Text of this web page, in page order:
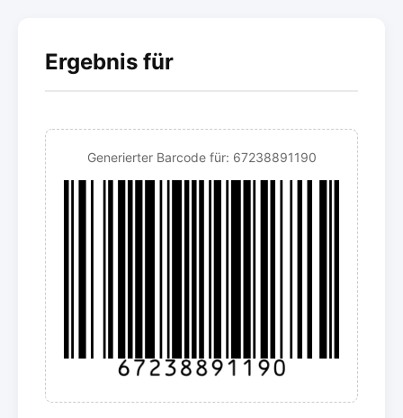
Ergebnis für
Generierter Barcode für: 67238891190